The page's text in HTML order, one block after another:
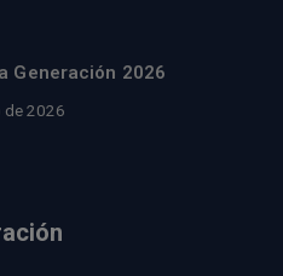
Generación 2026
de 2026